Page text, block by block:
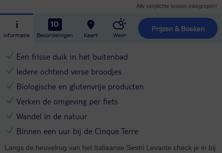
Alle verplichte kosten inbegrepen!
Informatie
10
Beoordelingen Kaart Weer
Prijzen & Boeken
Een frisse duik in het buitenbad
Iedere ochtend verse broodjes
Biologische en glutenvrije producten
Verken de omgeving per fiets
Wandel in de natuur
Binnen een uur bij de Cinque Terre
Langs de heuvelrug van het Italiaanse Sestri Levante check je in bij